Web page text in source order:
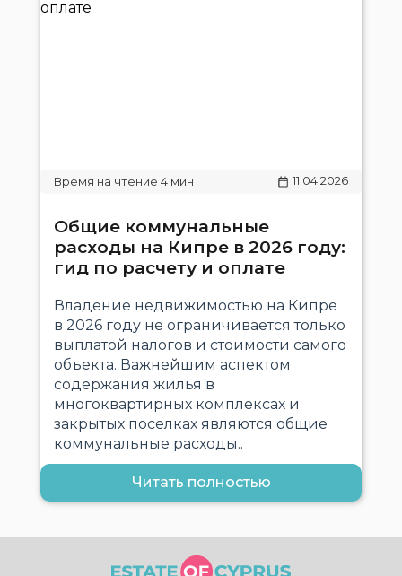
11.04.2026
Общие коммунальные
расходы на Кипре в 2026 году:
гид по расчету и оплате
Владение недвижимостью на Кипре
в 2026 году не ограничивается только
выплатой налогов и стоимости самого
объекта. Важнейшим аспектом
содержания жилья в
многоквартирных комплексах и
закрытых поселках являются общие
коммунальные расходы..
Читать полностью